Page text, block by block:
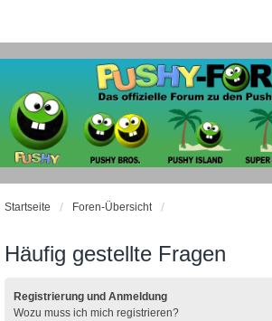
Startseite Foren-Übersicht
Häufig gestellte Fragen
Registrierung und Anmeldung
Wozu muss ich mich registrieren?